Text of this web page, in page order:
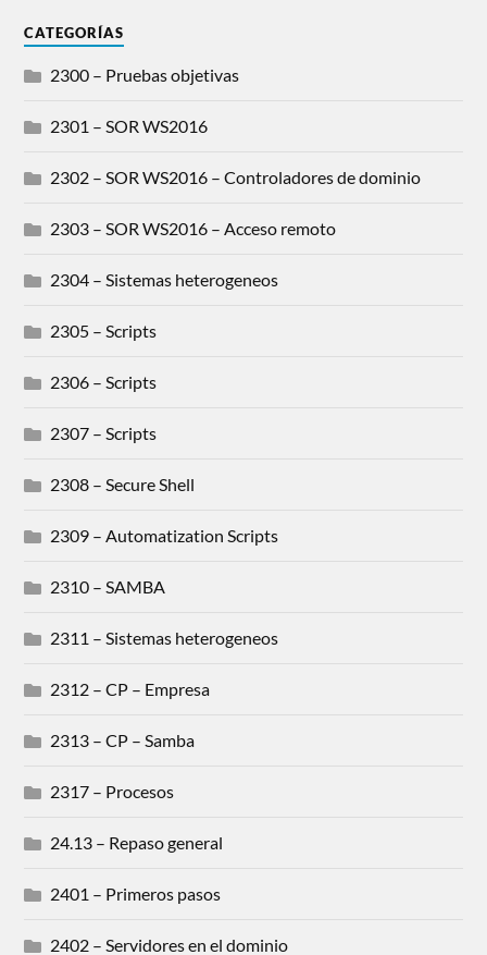
CATEGORÍAS
2300 – Pruebas objetivas
2301 – SOR WS2016
2302 – SOR WS2016 – Controladores de dominio
2303 – SOR WS2016 – Acceso remoto
2304 – Sistemas heterogeneos
2305 – Scripts
2306 – Scripts
2307 – Scripts
2308 – Secure Shell
2309 – Automatization Scripts
2310 – SAMBA
2311 – Sistemas heterogeneos
2312 – CP – Empresa
2313 – CP – Samba
2317 – Procesos
24.13 – Repaso general
2401 – Primeros pasos
2402 – Servidores en el dominio